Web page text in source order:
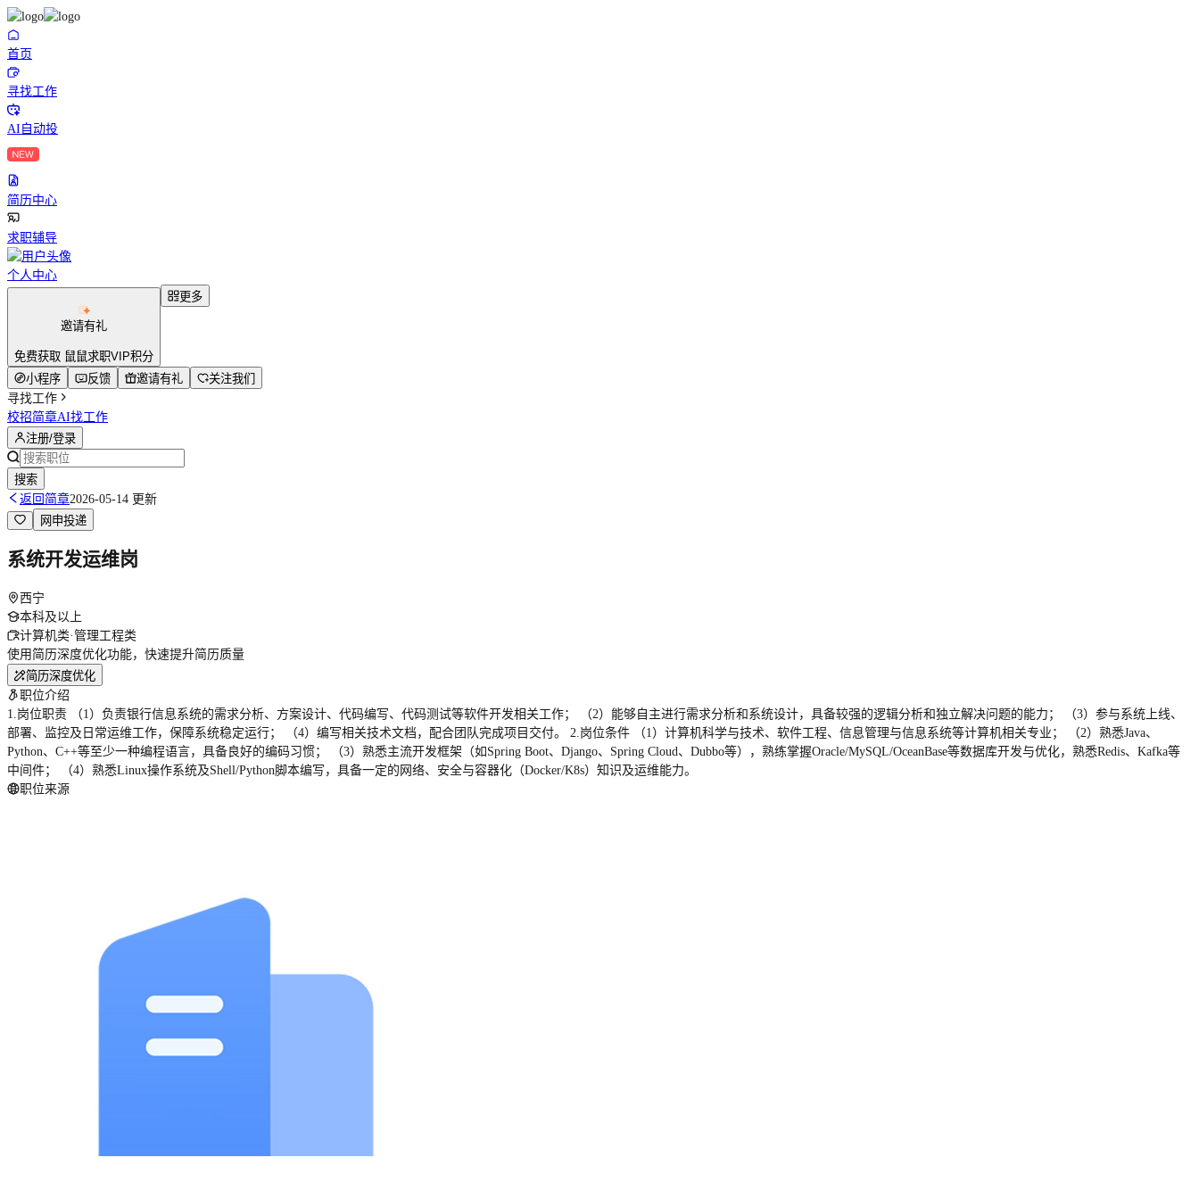
首页
寻找工作
AI自动投
简历中心
求职辅导
个人中心
邀请有礼
免费获取 鼠鼠求职VIP积分
更多
小程序 反馈 邀请有礼
关注我们
寻找工作
校招简章AI找工作
注册/登录
搜索
返回简章2026-05-14 更新
网申投递
系统开发运维岗
西宁
本科及以上
计算机类·管理工程类
使用简历深度优化功能，快速提升简历质量
简历深度优化
职位介绍
1.岗位职责 （1）负责银行信息系统的需求分析、方案设计、代码编写、代码测试等软件开发相关工作； （2）能够自主进行需求分析和系统设计，具备较强的逻辑分析和独立解决问题的能力； （3）参与系统上线、
部署、监控及日常运维工作，保障系统稳定运行； （4）编写相关技术文档，配合团队完成项目交付。 2.岗位条件 （1）计算机科学与技术、软件工程、信息管理与信息系统等计算机相关专业； （2）熟悉Java、
Python、C++等至少一种编程语言，具备良好的编码习惯； （3）熟悉主流开发框架（如Spring Boot、Django、Spring Cloud、Dubbo等），熟练掌握Oracle/MySQL/OceanBase等数据库开发与优化，熟悉Redis、Kafka等
中间件； （4）熟悉Linux操作系统及Shell/Python脚本编写，具备一定的网络、安全与容器化（Docker/K8s）知识及运维能力。
职位来源